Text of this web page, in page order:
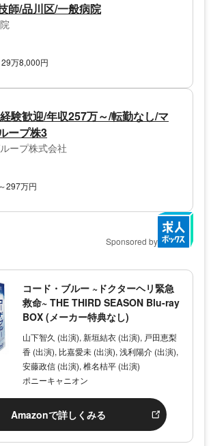
師/品川区/一般病院
万8,000円
験歓迎/年収257万～/転勤なし/マ
ープ株3
ープ株式会社
297万円
Sponsored by
コード・ブルー ~ドクターヘリ緊急
救命~ THE THIRD SEASON Blu-ray
BOX (メーカー特典なし)
山下智久 (出演), 新垣結衣 (出演), 戸田恵梨
香 (出演), 比嘉愛未 (出演), 浅利陽介 (出演),
安藤政信 (出演), 椎名桔平 (出演)
ポニーキャニオン
Amazonで詳しくみる